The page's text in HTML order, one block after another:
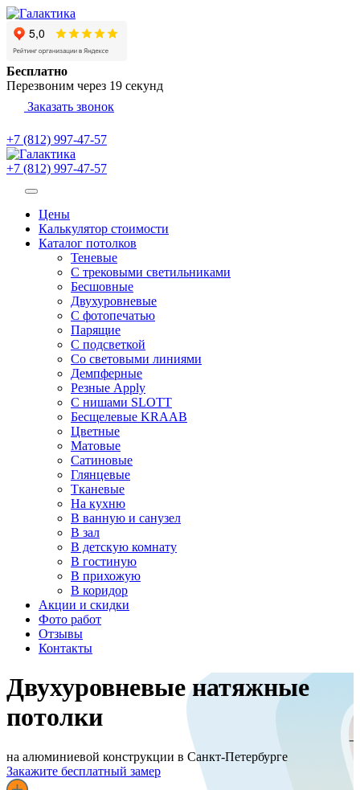
Бесплатно
Перезвоним через 19 секунд
Заказать звонок
+7 (812) 997-47-57
+7 (812) 997-47-57
Цены
Калькулятор стоимости
Каталог потолков
Теневые
С трековыми светильниками
Бесшовные
Двухуровневые
С фотопечатью
Парящие
С подсветкой
Со световыми линиями
Демпферные
Резные Apply
С нишами SLOTT
Бесщелевые KRAAB
Цветные
Матовые
Сатиновые
Глянцевые
Тканевые
На кухню
В ванную и санузел
В зал
В детскую комнату
В гостиную
В прихожую
В коридор
Акции и скидки
Фото работ
Отзывы
Контакты
Двухуровневые натяжные
потолки
на алюминиевой конструкции в Санкт-Петербурге
Закажите бесплатный замер